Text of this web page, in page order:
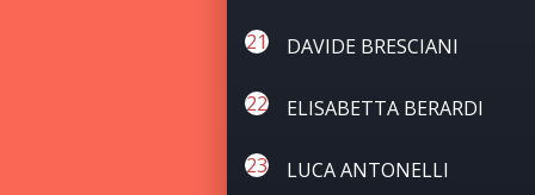
DAVIDE BRESCIANI
ELISABETTA BERARDI
LUCA ANTONELLI